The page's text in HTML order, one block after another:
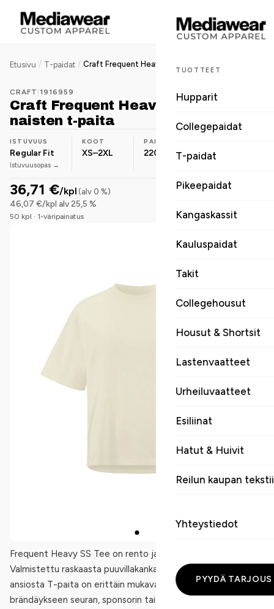
TUOTTEET
Hupparit
Collegepaidat
T-paidat
Pikeepaidat
Kangaskassit
Kauluspaidat
Takit
Collegehousut
Housut & Shortsit
Lastenvaatteet
Urheiluvaatteet
Esiliinat
Hatut & Huivit
Reilun kaupan
Yhteystiedot
PYYDÄ TARJOUS
Etusivu / T-paidat /
CRAFT 1916959
Craft Frequent Heavy SS Tee
naisten t-paita
ISTUVUUS
Regular Fit
Istuvuusopas →
KOOT
XS–2XL
PAINO
220 g/m² Luomupuuvilla
36,71 €/kpl (alv 0 %)
46,07 €/kpl alv 25,5 %
50 kpl · 1-väripainatus
Frequent Heavy SS Tee on rento ja kestävä T-paita.
Valmistettu raskaasta puuvillakankaasta. Rennon istuvuuden
ansiosta T-paita on erittäin mukava päällä. Täydellinen
brändäykseen seuran, sponsorin tai yrityksen logoilla.